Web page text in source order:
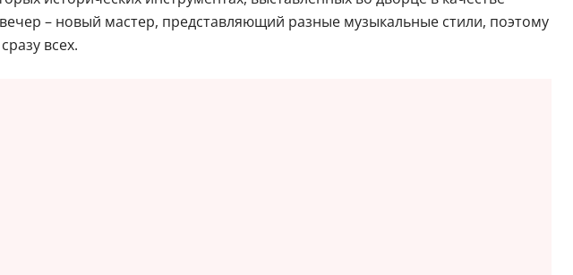
– новый мастер, представляющий разные музыкальные стили, поэтому
всех.